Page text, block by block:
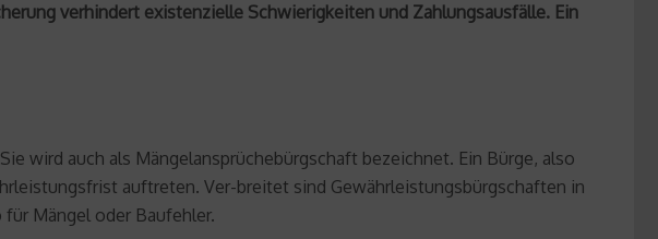
verhindert existenzielle Schwierigkeiten und Zahlungsausfälle. Ein
wird auch als Mängelansprüchebürgschaft bezeichnet. Ein Bürge, also
auftreten. Ver-breitet sind Gewährleistungsbürgschaften in
Mängel oder Baufehler.